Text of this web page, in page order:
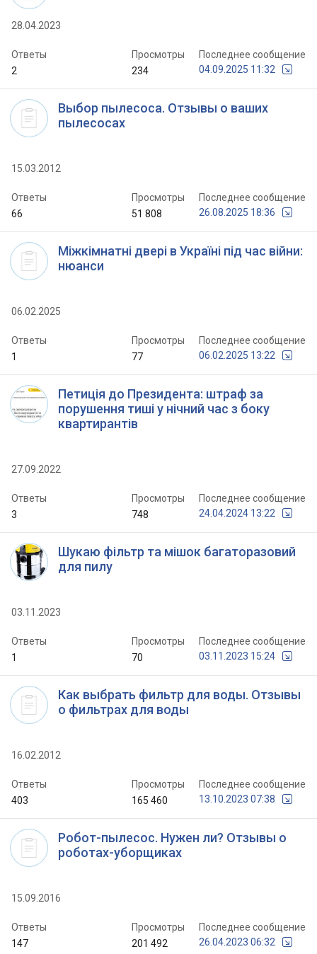
28.04.2023
Ответы
2
Просмотры
234
Последнее сообщение
04.09.2025 11:32
Выбор пылесоса. Отзывы о ваших
пылесосах
15.03.2012
Ответы
66
Просмотры
51 808
Последнее сообщение
26.08.2025 18:36
Міжкімнатні двері в Україні під час війни:
нюанси
06.02.2025
Ответы
1
Просмотры
77
Последнее сообщение
06.02.2025 13:22
Петиція до Президента: штраф за
порушення тиші у нічний час з боку
квартирантів
27.09.2022
Ответы
3
Просмотры
748
Последнее сообщение
24.04.2024 13:22
Шукаю фільтр та мішок багаторазовий
для пилу
03.11.2023
Ответы
1
Просмотры
70
Последнее сообщение
03.11.2023 15:24
Как выбрать фильтр для воды. Отзывы
о фильтрах для воды
16.02.2012
Ответы
403
Просмотры
165 460
Последнее сообщение
13.10.2023 07:38
Робот-пылесос. Нужен ли? Отзывы о
роботах-уборщиках
15.09.2016
Ответы
147
Просмотры
201 492
Последнее сообщение
26.04.2023 06:32